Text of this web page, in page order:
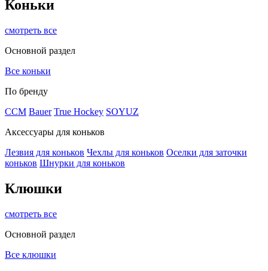
Коньки
смотреть все
Основной раздел
Все коньки
По бренду
ССМ Bauer True Hockey SOYUZ
Аксессуары для коньков
Лезвия для коньков Чехлы для коньков Оселки для заточки
коньков Шнурки для коньков
Клюшки
смотреть все
Основной раздел
Все клюшки